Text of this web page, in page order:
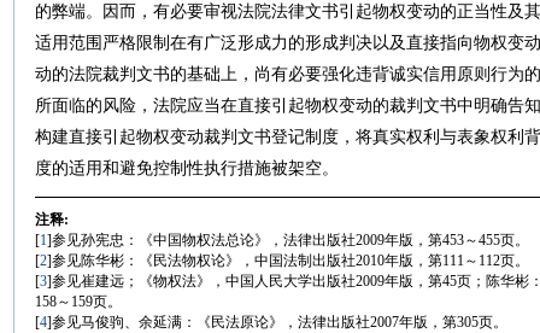
的弊端。因而，有必要审视法院法律文书引起物权变动的正当性及
适用范围严格限制在有广泛形成力的形成判决以及直接指向物权变
动的法院裁判文书的基础上，尚有必要强化违背诚实信用原则行为
所面临的风险，法院应当在直接引起物权变动的裁判文书中明确告
构建直接引起物权变动裁判文书登记制度，将真实权利与表象权利
度的适用和避免控制性执行措施被架空。
注释:
[1]参见孙宪忠：《中国物权法总论》，法律出版社2009年版，第453～455页。
[2]参见陈华彬：《民法物权论》，中国法制出版社2010年版，第111～112页。
[3]参见崔建远；《物权法》，中国人民大学出版社2009年版，第45页；陈华彬
158～159页。
[4]参见马俊驹、余延满：《民法原论》，法律出版社2007年版，第305页。